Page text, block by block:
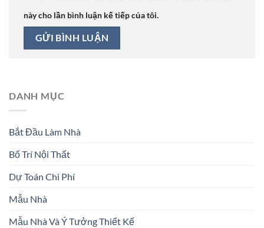
này cho lần bình luận kế tiếp của tôi.
DANH MỤC
Bắt Đầu Làm Nhà
Bố Trí Nội Thất
Dự Toán Chi Phí
Mẫu Nhà
Mẫu Nhà Và Ý Tưởng Thiết Kế